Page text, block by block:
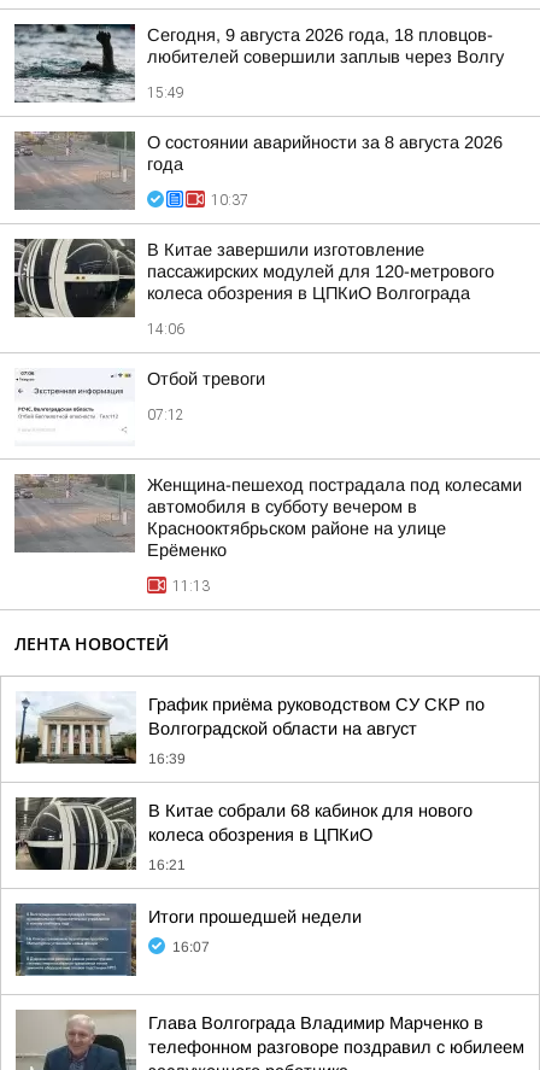
Сегодня, 9 августа 2026 года, 18 пловцов-
любителей совершили заплыв через Волгу
15:49
О состоянии аварийности за 8 августа 2026
года
10:37
В Китае завершили изготовление
пассажирских модулей для 120-метрового
колеса обозрения в ЦПКиО Волгограда
14:06
Отбой тревоги
07:12
Женщина-пешеход пострадала под колесами
автомобиля в субботу вечером в
Краснооктябрьском районе на улице
Ерёменко
11:13
ЛЕНТА НОВОСТЕЙ
График приёма руководством СУ СКР по
Волгоградской области на август
16:39
В Китае собрали 68 кабинок для нового
колеса обозрения в ЦПКиО
16:21
Итоги прошедшей недели
16:07
Глава Волгограда Владимир Марченко в
телефонном разговоре поздравил с юбилеем